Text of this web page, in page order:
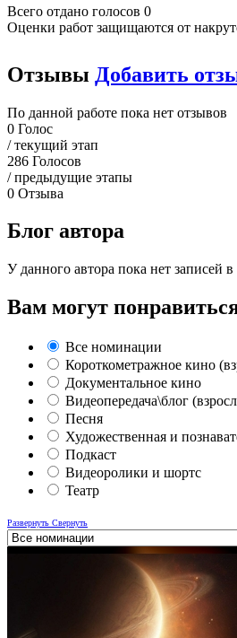
Всего отдано голосов 0
Оценки работ защищаются от
Отзывы Добавить
По данной работе пока нет отзывов
0 Голос
/ текущий этап
286 Голосов
/ предыдущие этапы
0 Отзыва
Блог автора
У данного автора пока нет записей в
Вам могут
Все номинации
Короткометражное кино
Документальное кино
Видеопередача\блог
Песня
Художественная и
Подкаст
Видеоролики и шортс
Театр
Развернуть Свернуть